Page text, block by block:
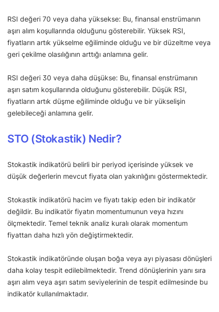
RSI değeri 70 veya daha yüksekse: Bu, finansal enstrümanın
aşırı alım koşullarında olduğunu gösterebilir. Yüksek RSI,
fiyatların artık yükselme eğiliminde olduğu ve bir düzeltme veya
geri çekilme olasılığının arttığı anlamına gelir.
RSI değeri 30 veya daha düşükse: Bu, finansal enstrümanın
aşırı satım koşullarında olduğunu gösterebilir. Düşük RSI,
fiyatların artık düşme eğiliminde olduğu ve bir yükselişin
gelebileceği anlamına gelir.
STO (Stokastik) Nedir?
Stokastik indikatörü belirli bir periyod içerisinde yüksek ve
düşük değerlerin mevcut fiyata olan yakınlığını göstermektedir.
Stokastik indikatörü hacim ve fiyatı takip eden bir indikatör
değildir. Bu indikatör fiyatın momentumunun veya hızını
ölçmektedir. Temel teknik analiz kuralı olarak momentum
fiyattan daha hızlı yön değiştirmektedir.
Stokastik indikatöründe oluşan boğa veya ayı piyasası dönüşleri
daha kolay tespit edilebilmektedir. Trend dönüşlerinin yanı sıra
aşırı alım veya aşırı satım seviyelerinin de tespit edilmesinde bu
indikatör kullanılmaktadır.